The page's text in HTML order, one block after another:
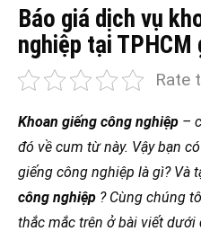
Báo giá dịch vụ
nghiệp tại TPHCM
Rate
Khoan giếng công nghiệp –
đó về cum từ này. Vậy bạn
giếng công nghiệp là gì? Và
công nghiệp ? Cùng chúng
thắc mắc trên ở bài viết dưới